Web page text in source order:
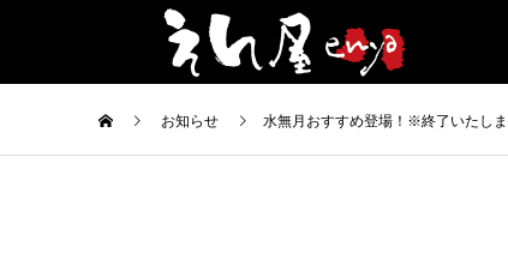
お知らせ 水無月おすすめ登場！※終了いたしま